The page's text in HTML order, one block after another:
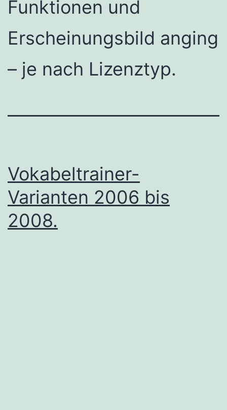
Funktionen und
Erscheinungsbild anging
– je nach Lizenztyp.
Vokabeltrainer-
Varianten 2006 bis
2008.